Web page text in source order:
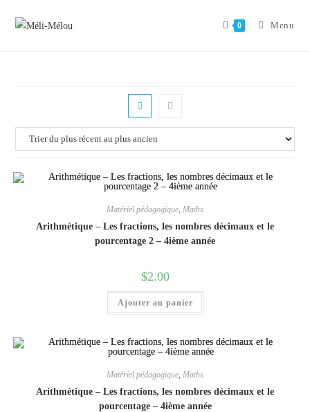
0 Menu
Matériel pédagogique, Maths
Arithmétique – Les fractions, les nombres décimaux et le
pourcentage 2 – 4ième année
$2.00
Ajouter au panier
Matériel pédagogique Maths
Arithmétique – Les fractions, les nombres décimaux et le
pourcentage – 4ième année